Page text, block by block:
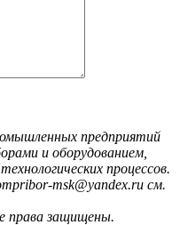
предприятий
и оборудованием,
процессов.
msk@yandex.ru см.
права защищены.